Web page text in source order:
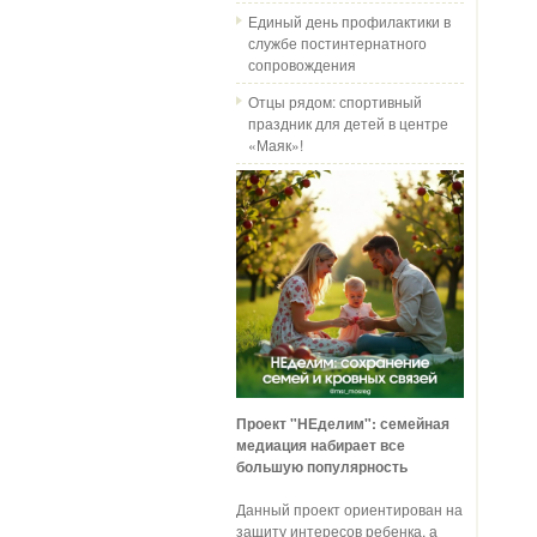
Единый день профилактики в
службе постинтернатного
сопровождения
Отцы рядом: спортивный
праздник для детей в центре
«Маяк»!
Проект "НЕделим": семейная
медиация набирает все
большую популярность
Данный проект ориентирован на
защиту интересов ребенка, а